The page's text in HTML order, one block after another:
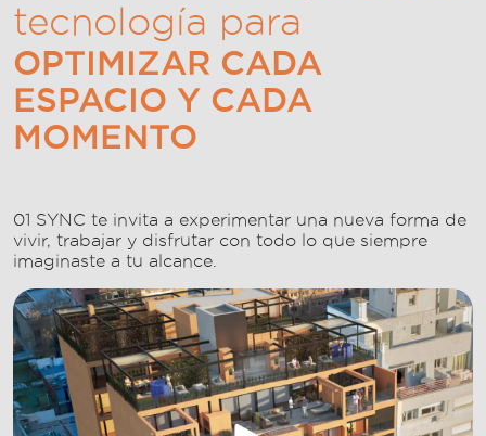
tecnología para
OPTIMIZAR CADA
ESPACIO Y CADA
MOMENTO
01 SYNC te invita a experimentar una nueva forma de
vivir, trabajar y disfrutar con todo lo que siempre
imaginaste a tu alcance.